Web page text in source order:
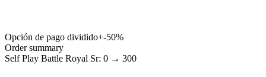
Opción de pago dividido+-50%
Order summary
Self Play Battle Royal Sr: 0 → 300